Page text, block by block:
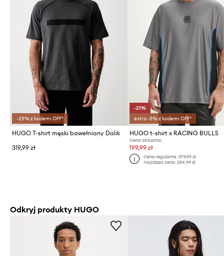
-25% z kodem: OFF*
HUGO T-shirt męski bawełniany Dalik
319,99 zł
-21%
extra -5% z kodem: OFF*
HUGO t-shirt x RACING BULLS
Cena aktualna:
199,99 zł
Cena regularna: 379,99 zł
Najniższa cena: 254,99 zł
Odkryj produkty HUGO